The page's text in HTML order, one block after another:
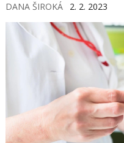
DANA ŠIROKÁ 2. 2. 2023